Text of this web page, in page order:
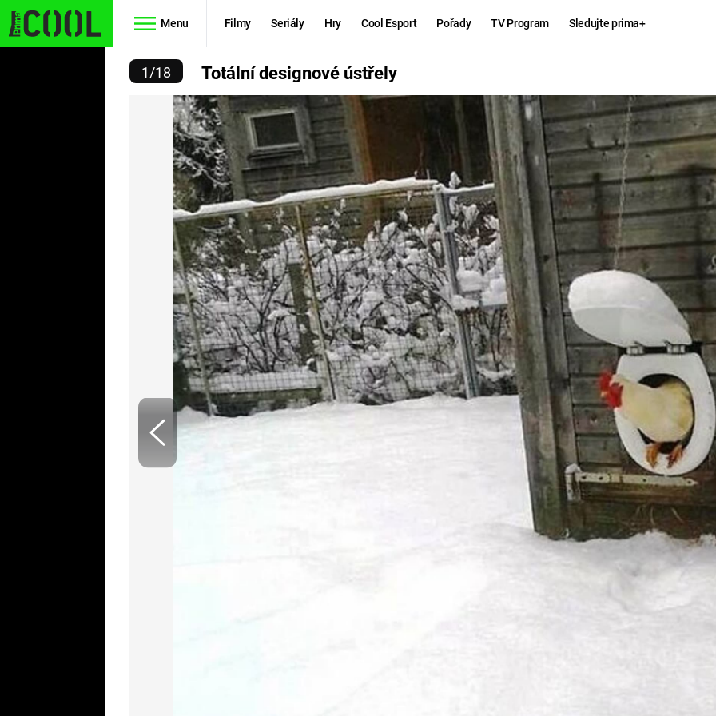
Menu Filmy Seriály Hry Cool Esport Pořady TV Program Sledujte prima+
Filmy
STAR WARS
AVENGERS
RYCHLE A
ZBĚSILE 10
PREDÁTOR
Hry
MAFIA
GTA 6
KINGDOM
COME:
DELIVERANCE
ESPORT
Zábava
CHUCK
NORRIS
ÚSTŘELY
1/18 Totální designové ústřely